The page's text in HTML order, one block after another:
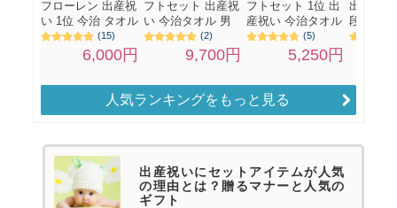
人気ランキングをもっと見る
出産祝いにセットアイテムが人気
の理由とは？贈るマナーと人気の
ギフト